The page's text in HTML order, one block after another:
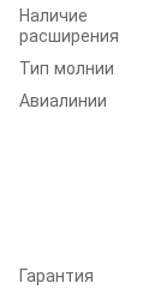
Наличие
расширения
Тип молнии
Авиалинии
Гарантия